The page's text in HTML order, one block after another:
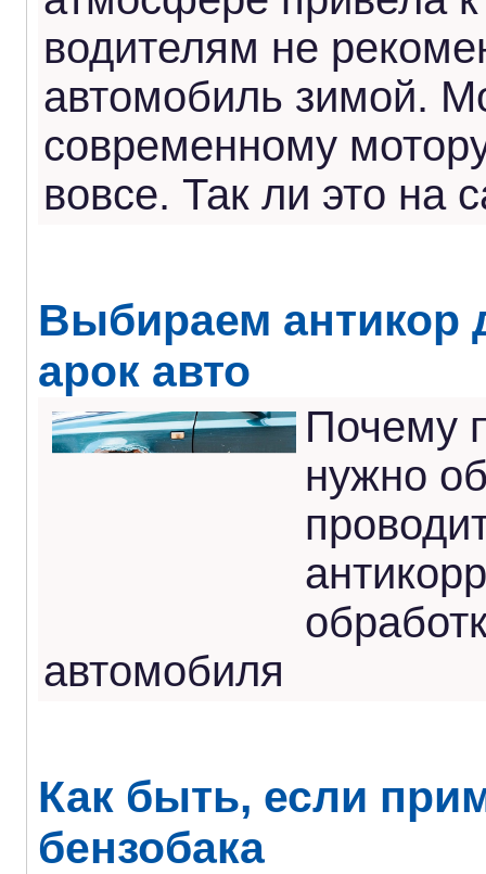
водителям не
автомобиль зимой.
современному
вовсе. Так ли это на
Выбираем антикор
арок авто
Почему
нужно
автомобиля
Как быть, если
бензобака